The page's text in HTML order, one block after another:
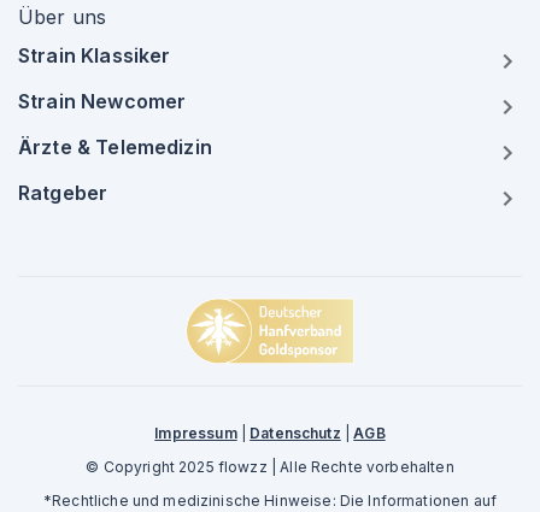
Über uns
Strain Klassiker
Strain Newcomer
Ärzte & Telemedizin
Ratgeber
Impressum| Datenschutz |AGB
© Copyright 2025 flowzz | Alle Rechte vorbehalten
*Rechtliche und medizinische Hinweise: Die Informationen auf